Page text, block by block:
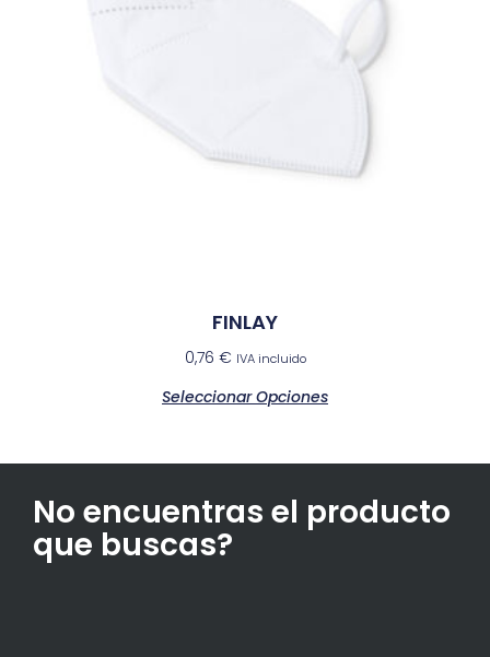
FINLAY
0,76 € IVA incluido
Seleccionar Opciones
No encuentras el producto
que buscas?